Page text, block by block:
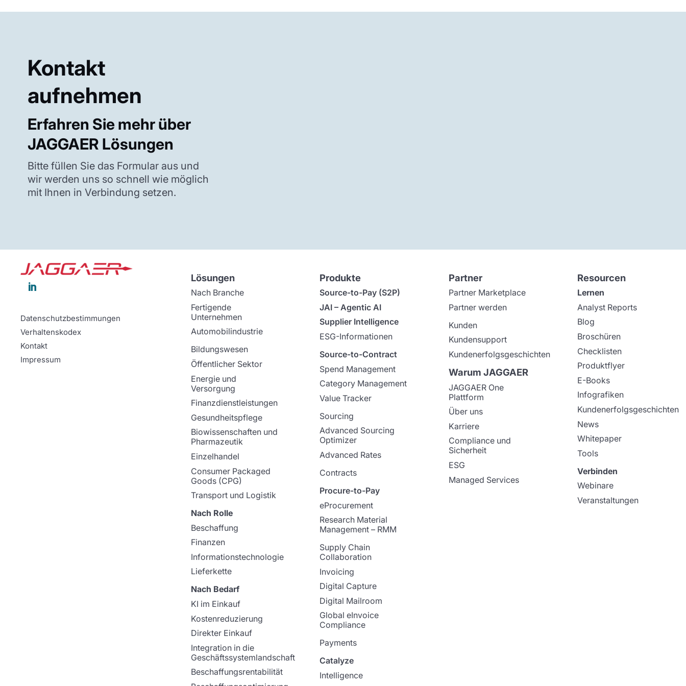
Kontakt
aufnehmen
Erfahren Sie mehr über
JAGGAER Lösungen
Bitte füllen Sie das Formular aus und
wir werden uns so schnell wie möglich
mit Ihnen in Verbindung setzen.

Datenschutzbestimmungen
Verhaltenskodex
Kontakt
Impressum
Lösungen
Nach Branche
Fertigende
Unternehmen
Automobilindustrie
Bildungswesen
Öffentlicher Sektor
Energie und
Versorgung
Finanzdienstleistungen
Gesundheitspflege
Biowissenschaften und
Pharmazeutik
Einzelhandel
Consumer Packaged
Goods (CPG)
Transport und Logistik
Nach Rolle
Beschaffung
Finanzen
Informationstechnologie
Lieferkette
Nach Bedarf
KI im Einkauf
Kostenreduzierung
Direkter Einkauf
Integration in die
Geschäftssystemlandschaft
Beschaffungsrentabilität
Produkte
Source-to-Pay (S2P)
JAI – Agentic AI
Supplier Intelligence
ESG-Informationen
Source-to-Contract
Spend Management
Category Management
Value Tracker
Sourcing
Advanced Sourcing
Optimizer
Advanced Rates
Contracts
Procure-to-Pay
eProcurement
Research Material
Management – RMM
Supply Chain
Collaboration
Invoicing
Digital Capture
Digital Mailroom
Global eInvoice
Compliance
Payments
Catalyze
Intelligence
Partner
Partner Marketplace
Partner werden
Kunden
Kundensupport
Kundenerfolgsgeschichten
Warum JAGGAER
JAGGAER One
Plattform
Über uns
Karriere
Compliance und
Sicherheit
ESG
Managed Services
Resourcen
Lernen
Analyst Reports
Blog
Broschüren
Checklisten
Produktflyer
E-Books
Infografiken
Kundenerfolgsgeschichten
News
Whitepaper
Tools
Verbinden
Webinare
Veranstaltungen